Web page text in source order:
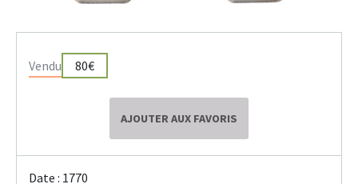
Vendu 80€
AJOUTER AUX FAVORIS
Date : 1770